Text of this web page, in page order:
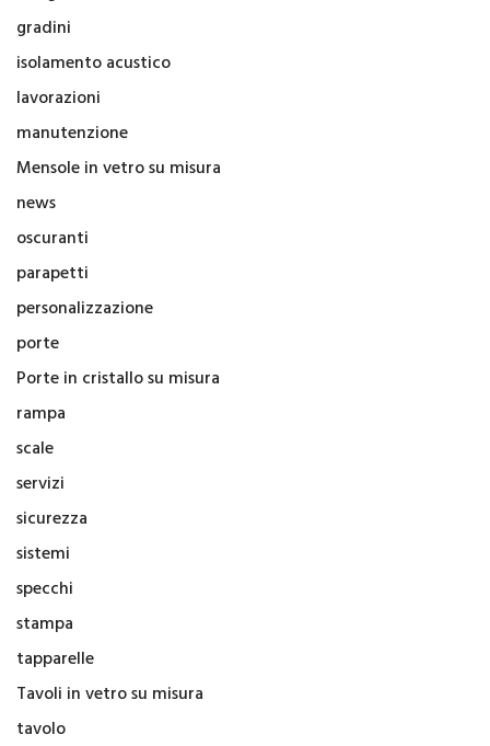
gradini
isolamento acustico
lavorazioni
manutenzione
Mensole in vetro su misura
news
oscuranti
parapetti
personalizzazione
porte
Porte in cristallo su misura
rampa
scale
servizi
sicurezza
sistemi
specchi
stampa
tapparelle
Tavoli in vetro su misura
tavolo